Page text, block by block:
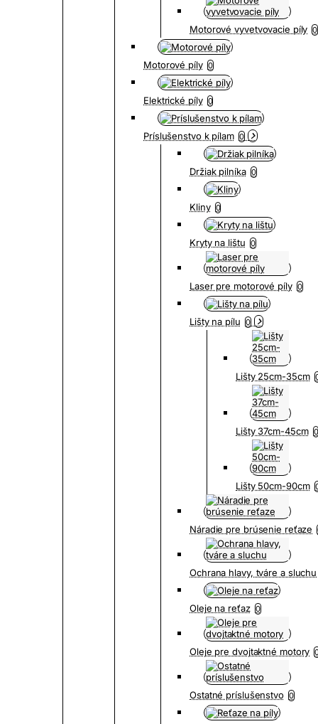
Motorové vyvetvovacie píly 0
Motorové píly 0
Elektrické píly 0
Príslušenstvo k pílam 0
Držiak pilníka 0
Kliny 0
Kryty na lištu 0
Laser pre motorové píly 0
Lišty na pílu 0
Lišty 25cm-35cm
Lišty 37cm-45cm 0
Lišty 50cm-90cm
Náradie pre brúsenie reťaze
Ochrana hlavy, tváre a sluchu
Oleje na reťaz 0
Oleje pre dvojtaktné motory
Ostatné príslušenstvo 0